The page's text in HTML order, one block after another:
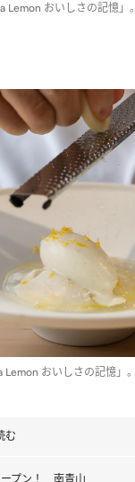
Lemon おいしさの記憶」。
Lemon おいしさの記憶」。
む